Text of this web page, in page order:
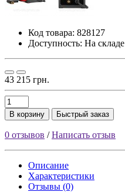
Код товара: 828127
Доступность: На складе
43 215 грн.
В корзину Быстрый заказ
0 отзывов /Написать отзыв
Описание
Характеристики
Отзывы (0)